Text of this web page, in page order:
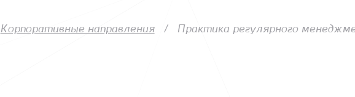
Корпоративные направления Практика регулярного